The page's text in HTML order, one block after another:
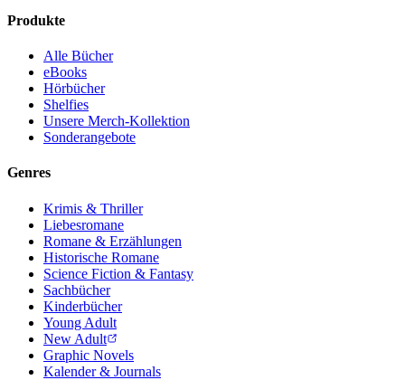
Produkte
Alle Bücher
eBooks
Hörbücher
Shelfies
Unsere Merch-Kollektion
Sonderangebote
Genres
Krimis & Thriller
Liebesromane
Romane & Erzählungen
Historische Romane
Science Fiction & Fantasy
Sachbücher
Kinderbücher
Young Adult
New Adult
Graphic Novels
Kalender & Journals